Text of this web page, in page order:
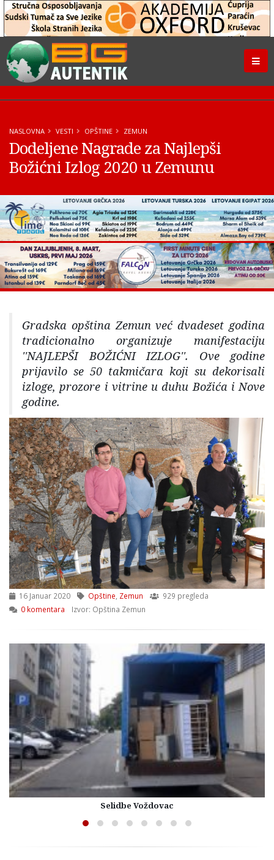
NASLOVNA VESTI OPŠTINE ZEMUN
Dodeljene Nagrade za Najlepši
Božićni Izlog 2020 u Zemunu
Gradska opština Zemun već dvadeset godina
tradicionalno organizuje manifestaciju
''NAJLEPŠI BOŽIĆNI IZLOG''. Ove godine
prijavilo se 50 takmičara koji su dekorisali
izloge, prozore i vitrine u duhu Božića i Nove
godine.
16 Januar 2020 Opštine Zemun
929 pregleda
0 komentara
Izvor: Opština Zemun
Selidbe Voždovac